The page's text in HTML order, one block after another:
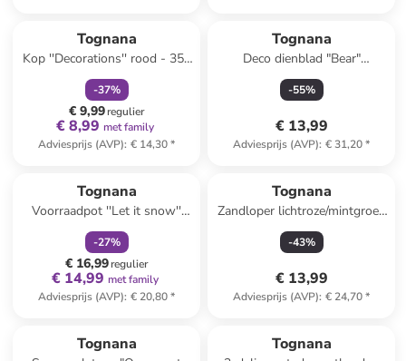
Tognana
Kop ''Decorations'' rood - 350
ml
-37%
€ 9,99regulier
€ 8,99 met family
Adviesprijs (AVP): € 14,30*
Tognana
Deco dienblad "Bear"
zilverkleurig/goudkleurig -
(H)21 x Ø 18 cm
-55%
€ 13,99
Adviesprijs (AVP): € 31,20*
Tognana
Voorraadpot ''Let it snow''
wit/groen - 600 ml
-27%
€ 16,99regulier
€ 14,99 met family
Adviesprijs (AVP): € 20,80*
Tognana
Zandloper lichtroze/mintgroen
- (H)26 cm
-43%
€ 13,99
Adviesprijs (AVP): € 24,70*
Tognana Tognana